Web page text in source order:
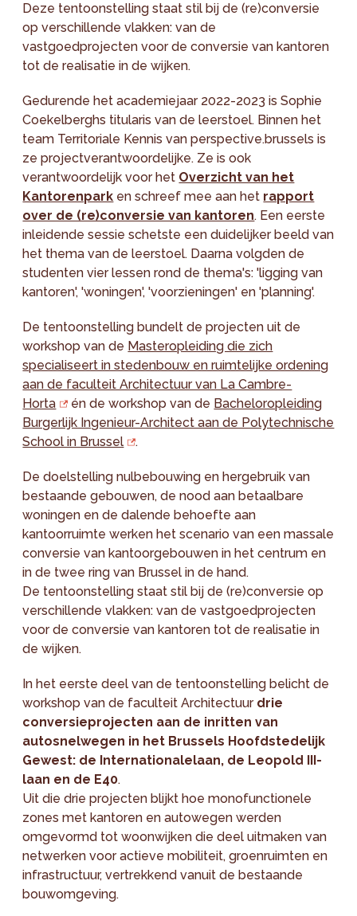
Deze tentoonstelling staat stil bij de (re)conversie
op verschillende vlakken: van de
vastgoedprojecten voor de conversie van kantoren
tot de realisatie in de wijken.
Gedurende het academiejaar 2022-2023 is Sophie
Coekelberghs titularis van de leerstoel. Binnen het
team Territoriale Kennis van perspective.brussels is
ze projectverantwoordelijke. Ze is ook
verantwoordelijk voor het Overzicht van het
Kantorenpark en schreef mee aan het rapport
over de (re)conversie van kantoren. Een eerste
inleidende sessie schetste een duidelijker beeld van
het thema van de leerstoel. Daarna volgden de
studenten vier lessen rond de thema's: 'ligging van
kantoren', 'woningen', 'voorzieningen' en 'planning'.
De tentoonstelling bundelt de projecten uit de
workshop van de Masteropleiding die zich
specialiseert in stedenbouw en ruimtelijke ordening
aan de faculteit Architectuur van La Cambre-
Horta
én de workshop van de Bacheloropleiding
Burgerlijk Ingenieur-Architect aan de Polytechnische
School in Brussel
.
De doelstelling nulbebouwing en hergebruik van
bestaande gebouwen, de nood aan betaalbare
woningen en de dalende behoefte aan
kantoorruimte werken het scenario van een massale
conversie van kantoorgebouwen in het centrum en
in de twee ring van Brussel in de hand.
De tentoonstelling staat stil bij de (re)conversie op
verschillende vlakken: van de vastgoedprojecten
voor de conversie van kantoren tot de realisatie in
de wijken.
In het eerste deel van de tentoonstelling belicht de
workshop van de faculteit Architectuur drie
conversieprojecten aan de inritten van
autosnelwegen in het Brussels Hoofdstedelijk
Gewest: de Internationalelaan, de Leopold III-
laan en de E40.
Uit die drie projecten blijkt hoe monofunctionele
zones met kantoren en autowegen werden
omgevormd tot woonwijken die deel uitmaken van
netwerken voor actieve mobiliteit, groenruimten en
infrastructuur, vertrekkend vanuit de bestaande
bouwomgeving.